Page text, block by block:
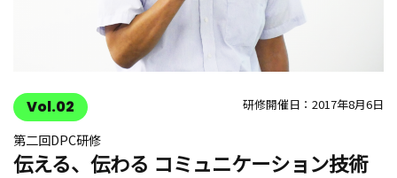
研修開催日：2017年8月6日
Vol.02
第二回DPC研修
伝える、伝わる コミュニケーション技術